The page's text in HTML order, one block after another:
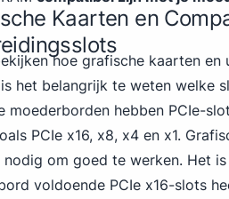
Kaarten en
hoe grafische kaarten
het belangrijk te weten welke
moederborden hebben PCIe-
PCIe x16, x8, x4 en x1.
nodig om goed te werken. Het
voldoende PCIe x16-slots